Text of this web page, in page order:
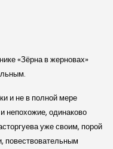
«Зёрна в жерновах»
и не в полной мере
непохожие, одинаково
уже своим, порой
повествовательным